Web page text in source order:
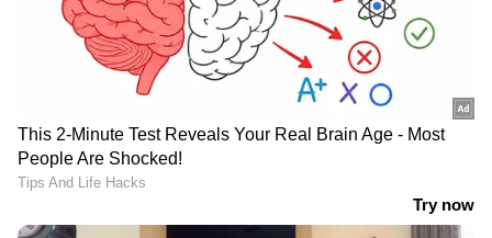
നടൻ അബു സലിം
സഞ്ചരിച്ച കാർ
അപകടം 'അമ്മ' ജനറൽ
ബോഡി യോഗം കഴിഞ്ഞ്
മടങ്ങുന്നതിനിടെ
കോഴിക്കോട് ഒരാൾക്ക്
കൂടി മലേറിയ
സ്ഥിരീകരിച്ചു; രോഗം
ബാധിച്ചത് അതിഥി